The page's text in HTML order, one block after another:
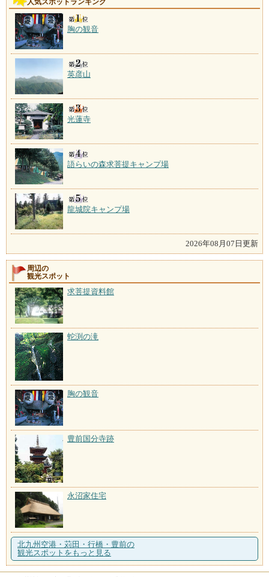
人気スポットランキング
胸の観音
英彦山
光蓮寺
語らいの森求菩提キャンプ場
龍城院キャンプ場
2026年08月07日更新
周辺の
観光スポット
求菩提資料館
蛇渕の滝
胸の観音
豊前国分寺跡
永沼家住宅
北九州空港・苅田・行橋・豊前の
観光スポットをもっと見る